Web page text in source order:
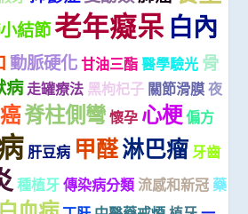
結節老年癡呆 白內
動脈硬化 甘油三酯 醫學驗光 骨
病 走罐療法 黑枸杞子 關節滑膜 夜
脊柱側彎懷孕 心梗偏方
肝豆病 甲醛淋巴瘤 牙齒
種植牙 傳染病分類 流感和新冠 藥